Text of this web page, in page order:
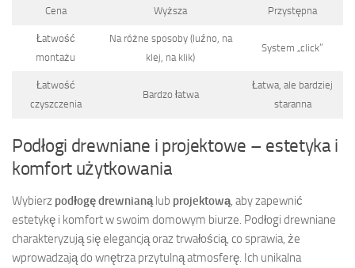
Cena Wyższa Przystępna
Łatwość
montażu
Na różne sposoby (luźno, na
klej, na klik)
System „click”
Łatwość
czyszczenia
Bardzo łatwa
Łatwa, ale bardziej
staranna
Podłogi drewniane i projektowe – estetyka i
komfort użytkowania
Wybierz podłogę drewnianąlub projektową, aby zapewnić
estetykę i komfort w swoim domowym biurze. Podłogi drewniane
charakteryzują się elegancją oraz trwałością, co sprawia, że
wprowadzają do wnętrza przytulną atmosferę. Ich unikalna